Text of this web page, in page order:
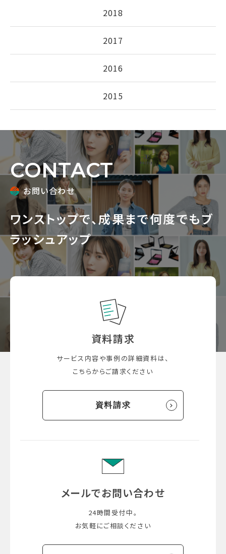
2018
2017
2016
2015
CONTACT
お問い合わせ
ワンストップで、成果まで何度でもブ
ラッシュアップ
資料請求
サービス内容や事例の詳細資料は、
こちらからご請求ください
資料請求
メールでお問い合わせ
24時間受付中。
お気軽にご相談ください